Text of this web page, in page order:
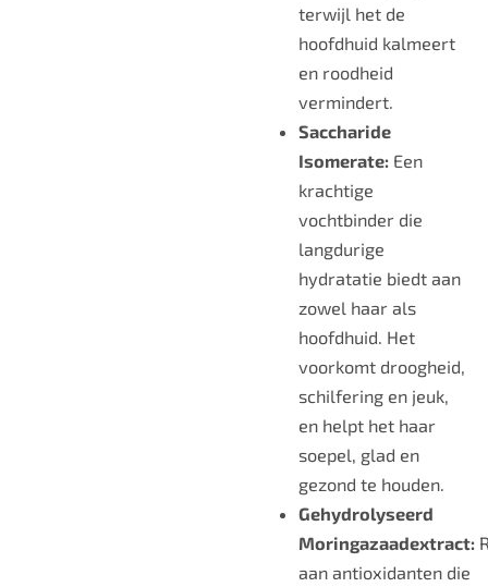
terwijl het de
hoofdhuid kalmeert
en roodheid
vermindert.
Saccharide
Isomerate: Een
krachtige
vochtbinder die
langdurige
hydratatie biedt aan
zowel haar als
hoofdhuid. Het
voorkomt droogheid,
schilfering en jeuk,
en helpt het haar
soepel, glad en
gezond te houden.
Gehydrolyseerd
Moringazaadextract:
aan antioxidanten die